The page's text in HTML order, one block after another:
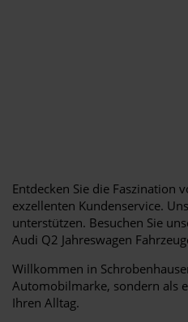
Entdecken Sie die Faszination
exzellenten Kundenservice.
unterstützen. Besuchen Sie
Audi Q2 Jahreswagen
Willkommen in
Automobilmarke, sondern als
Ihren Alltag.